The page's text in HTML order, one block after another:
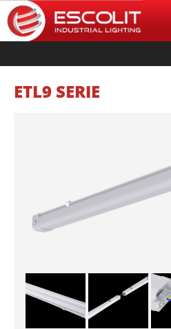
ETL9 SERIE